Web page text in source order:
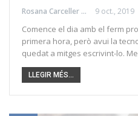
Rosana Carceller Alicart 9 oct., 2019
Comence el dia amb el ferm
primera hora, però avui la
quedat a mitges escrivint-lo.
LLEGIR MÉS...